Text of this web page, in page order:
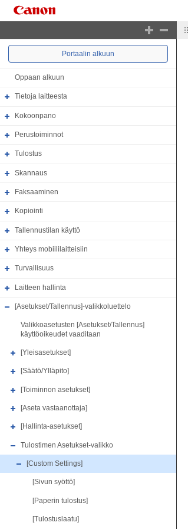
Portaalin alkuun
Oppaan alkuun
Tietoja laitteesta
Kokoonpano
Perustoiminnot
Tulostus
Skannaus
Faksaaminen
Kopiointi
Tallennustilan käyttö
Yhteys mobiililaitteisiin
Turvallisuus
Laitteen hallinta
[Asetukset/Tallennus]-valikkoluettelo
Valikkoasetusten [Asetukset/Tallennus]
käyttöoikeudet vaaditaan
[Yleisasetukset]
[Säätö/Ylläpito]
[Toiminnon asetukset]
[Aseta vastaanottaja]
[Hallinta-asetukset]
Tulostimen Asetukset-valikko
[Custom Settings]
[Sivun syöttö]
[Paperin tulostus]
[Tulostuslaatu]